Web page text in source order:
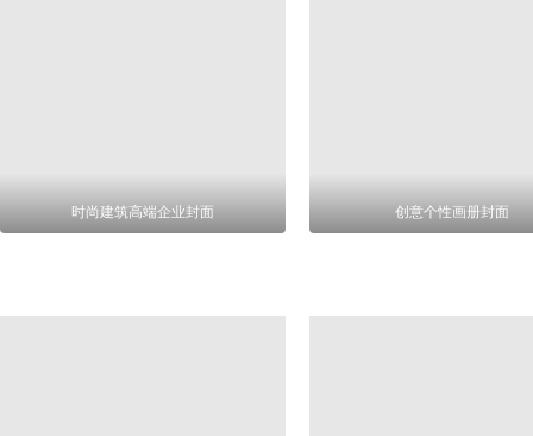
时尚建筑高端企业封面 创意个性画册封面